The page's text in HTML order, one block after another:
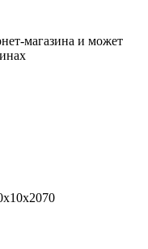
магазина и может